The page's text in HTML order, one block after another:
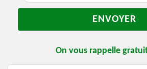
On vous rappelle